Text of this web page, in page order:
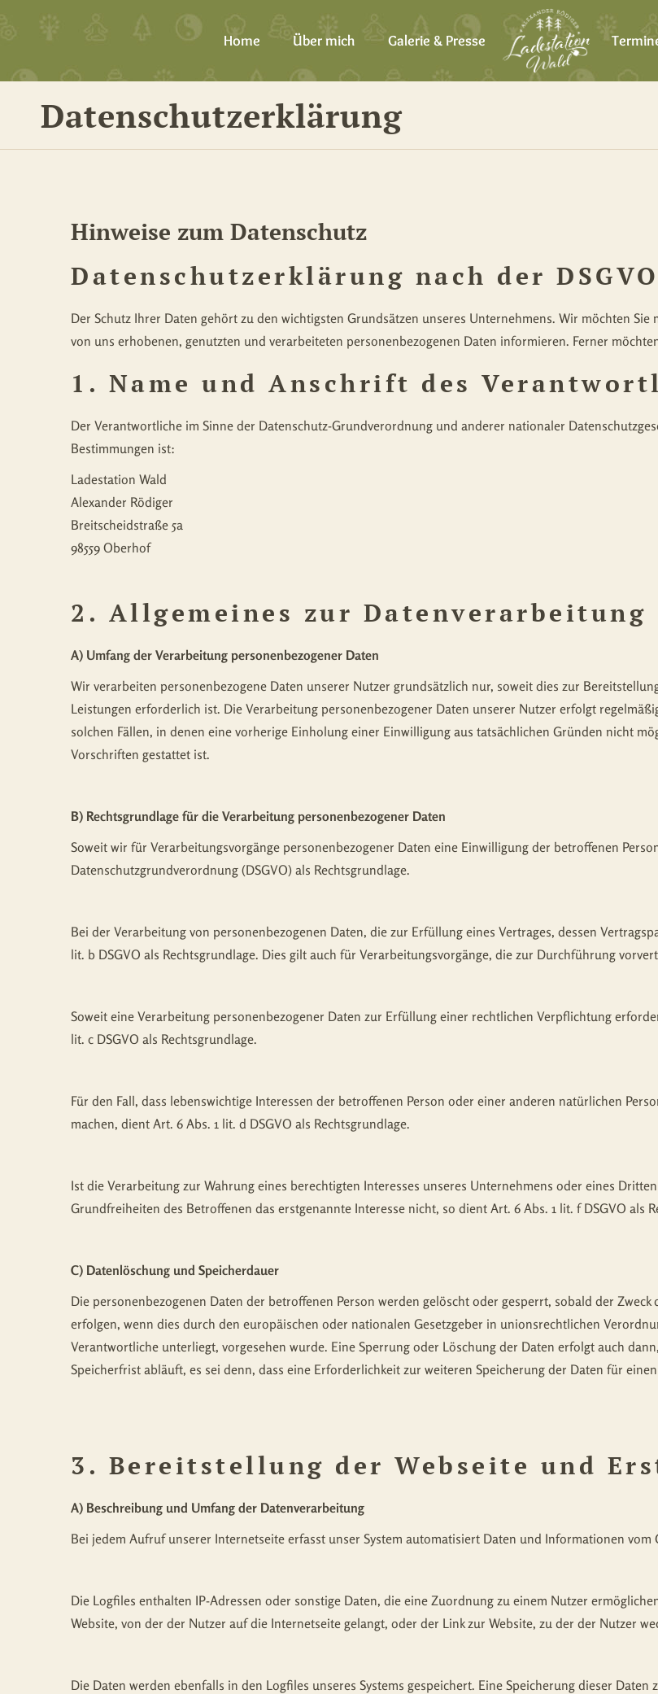
Home Über mich Galerie & Presse
Datenschutzerklärung
Hinweise zum Datenschutz
Datenschutzerklärung nach der DSGVO
Der Schutz Ihrer Daten gehört zu den wichtigsten Grundsätzen unseres Unternehmens. Wir möchten
von uns erhobenen, genutzten und verarbeiteten personenbezogenen Daten informieren. Ferner
1. Name und Anschrift des
Der Verantwortliche im Sinne der Datenschutz-Grundverordnung und anderer nationaler
Bestimmungen ist:
Ladestation Wald
Alexander Rödiger
Breitscheidstraße 5a
98559 Oberhof
2. Allgemeines zur Datenverarbeitung
A) Umfang der Verarbeitung personenbezogener Daten
Wir verarbeiten personenbezogene Daten unserer Nutzer grundsätzlich nur, soweit dies zur
Leistungen erforderlich ist. Die Verarbeitung personenbezogener Daten unserer Nutzer erfolgt
solchen Fällen, in denen eine vorherige Einholung einer Einwilligung aus tatsächlichen Gründen nicht
Vorschriften gestattet ist.
B) Rechtsgrundlage für die Verarbeitung personenbezogener Daten
Soweit wir für Verarbeitungsvorgänge personenbezogener Daten eine Einwilligung der betroffenen
Datenschutzgrundverordnung (DSGVO) als Rechtsgrundlage.
Bei der Verarbeitung von personenbezogenen Daten, die zur Erfüllung eines Vertrages, dessen
lit. b DSGVO als Rechtsgrundlage. Dies gilt auch für Verarbeitungsvorgänge, die zur Durchführung
Soweit eine Verarbeitung personenbezogener Daten zur Erfüllung einer rechtlichen Verpflichtung
lit. c DSGVO als Rechtsgrundlage.
Für den Fall, dass lebenswichtige Interessen der betroffenen Person oder einer anderen natürlichen
machen, dient Art. 6 Abs. 1 lit. d DSGVO als Rechtsgrundlage.
Ist die Verarbeitung zur Wahrung eines berechtigten Interesses unseres Unternehmens oder eines
Grundfreiheiten des Betroffenen das erstgenannte Interesse nicht, so dient Art. 6 Abs. 1 lit. f DSGVO als
C) Datenlöschung und Speicherdauer
Die personenbezogenen Daten der betroffenen Person werden gelöscht oder gesperrt, sobald der
erfolgen, wenn dies durch den europäischen oder nationalen Gesetzgeber in unionsrechtlichen
Verantwortliche unterliegt, vorgesehen wurde. Eine Sperrung oder Löschung der Daten erfolgt auch
Speicherfrist abläuft, es sei denn, dass eine Erforderlichkeit zur weiteren Speicherung der Daten für
3. Bereitstellung der Webseite und
A) Beschreibung und Umfang der Datenverarbeitung
Bei jedem Aufruf unserer Internetseite erfasst unser System automatisiert Daten und Informationen vom
Die Logfiles enthalten IP-Adressen oder sonstige Daten, die eine Zuordnung zu einem Nutzer
Website, von der der Nutzer auf die Internetseite gelangt, oder der Link zur Website, zu der der Nutzer
Die Daten werden ebenfalls in den Logfiles unseres Systems gespeichert. Eine Speicherung dieser